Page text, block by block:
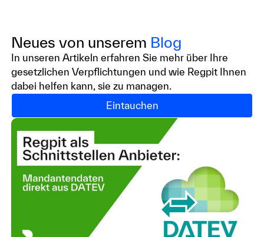
Neues von unserem Blog
In unseren Artikeln erfahren Sie mehr über Ihre
gesetzlichen Verpflichtungen und wie Regpit Ihnen
dabei helfen kann, sie zu managen.
Eintauchen